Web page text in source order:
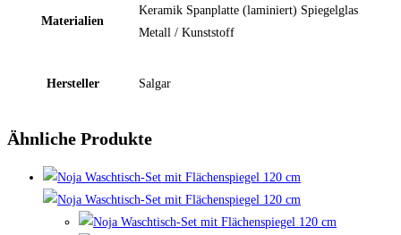
Materialien
Keramik Spanplatte (laminiert) Spiegelglas
Metall / Kunststoff
Hersteller Salgar
Ähnliche Produkte